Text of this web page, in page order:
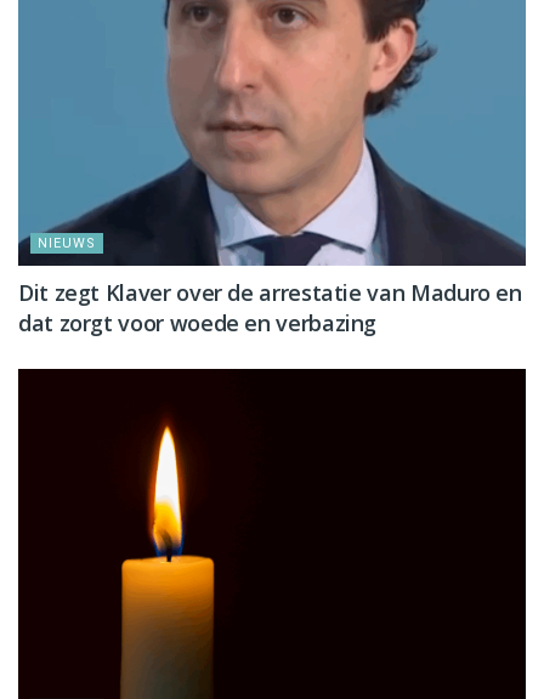
NIEUWS
Dit zegt Klaver over de arrestatie van Maduro en
dat zorgt voor woede en verbazing